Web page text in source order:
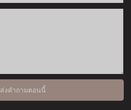
ส่งคำถามตอนนี้